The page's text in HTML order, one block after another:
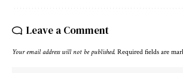
Leave a Comment
Your email address will not be published. Required fields are